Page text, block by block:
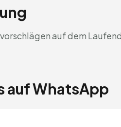
auf dem
auf WhatsApp